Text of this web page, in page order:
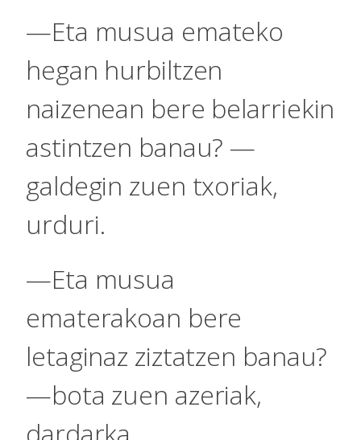
—Eta musua emateko
hegan hurbiltzen
naizenean bere belarriekin
astintzen banau? —
galdegin zuen txoriak,
urduri.
—Eta musua
ematerakoan bere
letaginaz ziztatzen banau?
—bota zuen azeriak,